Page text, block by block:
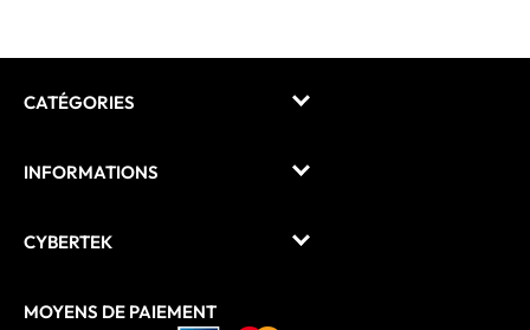
CATÉGORIES
INFORMATIONS
CYBERTEK
MOYENS DE PAIEMENT